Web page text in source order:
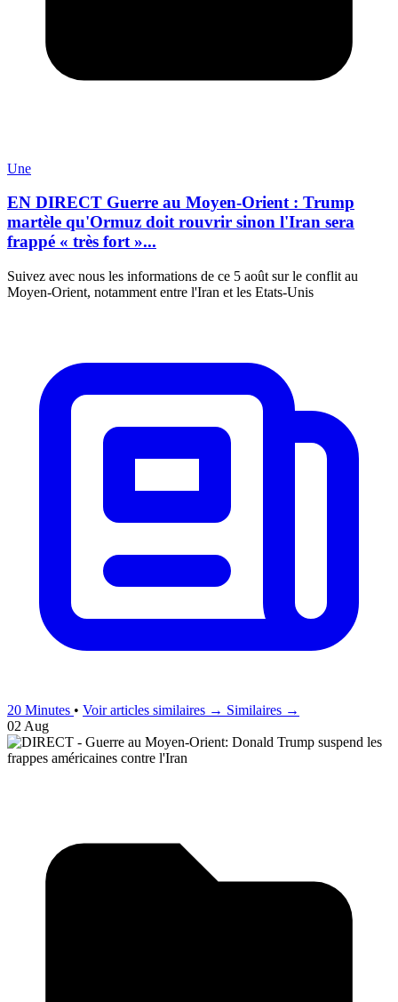
Une
EN DIRECT Guerre au Moyen-Orient : Trump
martèle qu'Ormuz doit rouvrir sinon l'Iran sera
frappé « très fort »...
Suivez avec nous les informations de ce 5 août sur le conflit au
Moyen-Orient, notamment entre l'Iran et les Etats-Unis
20 Minutes • Voir articles similaires → Similaires →
02 Aug